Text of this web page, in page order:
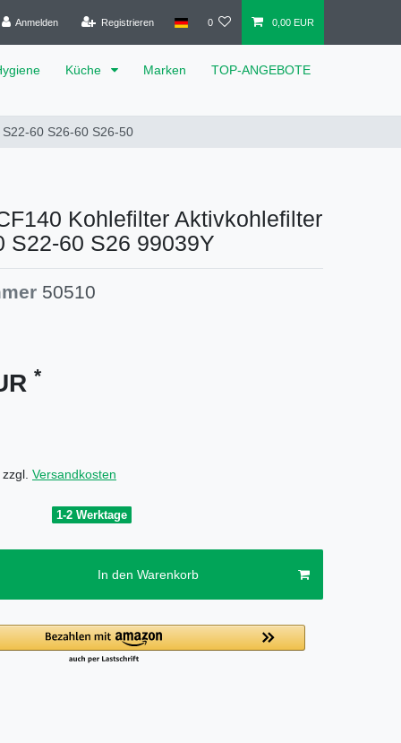
Anmelden Registrieren 0 0,00 EUR
Küche Marken TOP-ANGEBOTE
60 S26-60 S26-50
Kohlefilter Aktivkohlefilter
S22-60 S26 99039Y
50510
*
Versandkosten
1-2 Werktage
In den Warenkorb